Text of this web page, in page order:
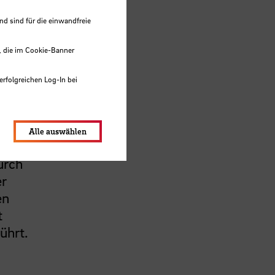
sind für die einwandfreie
die im Cookie-Banner
Log-In bei
Alle auswählen